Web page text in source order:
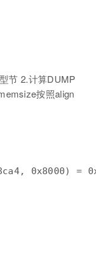
节 2.计算DUMP
按照align